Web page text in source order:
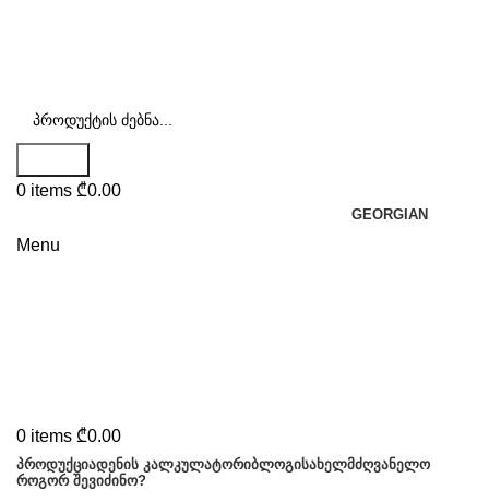
0 items ₾0.00
GEORGIAN
Menu
0 items ₾0.00
ᲞᲠᲝᲓᲣᲥᲪᲘᲐᲓᲔᲜᲘᲡ ᲙᲐᲚᲙᲣᲚᲐᲢᲝᲠᲘᲑᲚᲝᲒᲘᲡᲐᲮᲔᲚᲛᲫᲦᲕᲐᲜᲔᲚᲝ
ᲠᲝᲒᲝᲠ ᲨᲔᲕᲘᲫᲘᲜᲝ?